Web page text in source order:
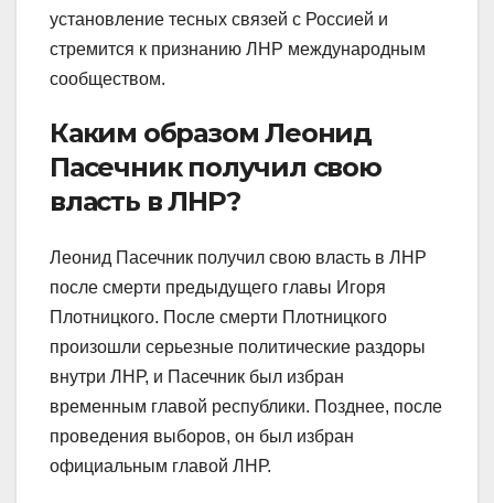
установление тесных связей с Россией и
стремится к признанию ЛНР международным
сообществом.
Каким образом Леонид
Пасечник получил свою
власть в ЛНР?
Леонид Пасечник получил свою власть в ЛНР
после смерти предыдущего главы Игоря
Плотницкого. После смерти Плотницкого
произошли серьезные политические раздоры
внутри ЛНР, и Пасечник был избран
временным главой республики. Позднее, после
проведения выборов, он был избран
официальным главой ЛНР.